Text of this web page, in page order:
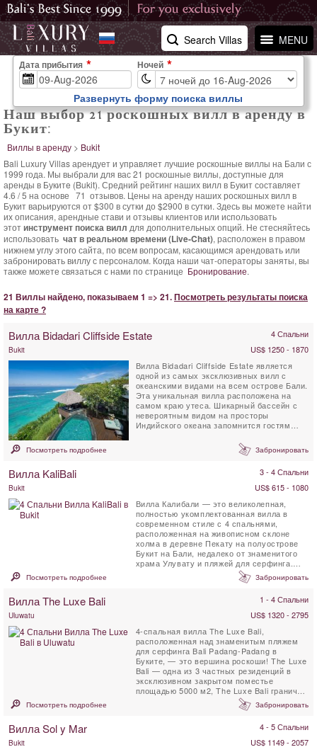
MENU
Search Villas
Наш выбор 21 роскошных вилл в аренду в
Букит:
Виллы в аренду > Bukit
Bali Luxury Villas арендует и управляет лучшие роскошные виллы на Бали с
1999 года. Мы выбрали для вас 21 роскошные виллы, доступные для
аренды в Букитe (Bukit). Средний рейтинг наших вилл в Букит составляет
4.6 /5 на основе 71 отзывов. Цены на аренду наших роскошных вилл в
Букит варьируются от $300 в сутки до $2900 в сутки. Здесь вы можете найти
их описания, арендные стави и отзывы клиентов или использовать
этотинструмент поиска вилл для дополнительных опций. Не стесняйтесь
использовать чат в реальном времени (Live-Chat), расположен в правом
нижнем углу этого сайта, по всем вопросам, касающимся арендовать или
забронировать виллу с персоналом. Когда наши чат-операторы заняты, вы
также можете связаться с нами по странице Бронирование.
21 Виллы найдено, показываем 1 => 21.Посмотреть результаты поиска
на карте ?
Вилла Bidadari Cliffside Estate 4 Спальни
Bukit
US$ 1250 - 1870
Вилла Bidadari Cliffside Estate является
одной из самых эксклюзивных вилл с
океанскими видами на всем острове Бали.
Эта уникальная вилла расположена на
самом краю утеса. Шикарный бассейн с
невероятным видом на просторы
Индийского океана запомнится гостям
Посмотреть подробнее Забронировать
Вилла KaliBali 3 - 4 Спальни
Bukit
US$ 615 - 1080
Вилла Калибали — это великолепная,
полностью укомплектованная вилла в
современном стиле с 4 спальнями,
расположенная на живописном склоне
холма в деревне Пекату на полуострове
Букит на Бали, недалеко от знаменитого
храма Улувату и пляжей для серфинга.
Посмотреть подробнее Забронировать
Вилла The Luxe Bali 1 - 4 Спальни
Uluwatu
US$ 1320 - 2795
4-спальная вилла The Luxe Bali,
расположенная над знаменитым пляжем
для серфинга Bali Padang-Padang в
Буките, — это вершина роскоши! The Luxe
Bali — одна из 3 частных резиденций в
эксклюзивном закрытом поместье
площадью 5000 м2, The Luxe Bali граничит
с 26 гектарами девственного леса. ...
Посмотреть подробнее Забронировать
Вилла Sol y Mar 4 - 5 Спальни
Bukit
US$ 1149 - 2057
Дата прибытия Ночей
Развернуть форму поиска виллы